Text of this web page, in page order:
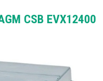
CSB EVX12400